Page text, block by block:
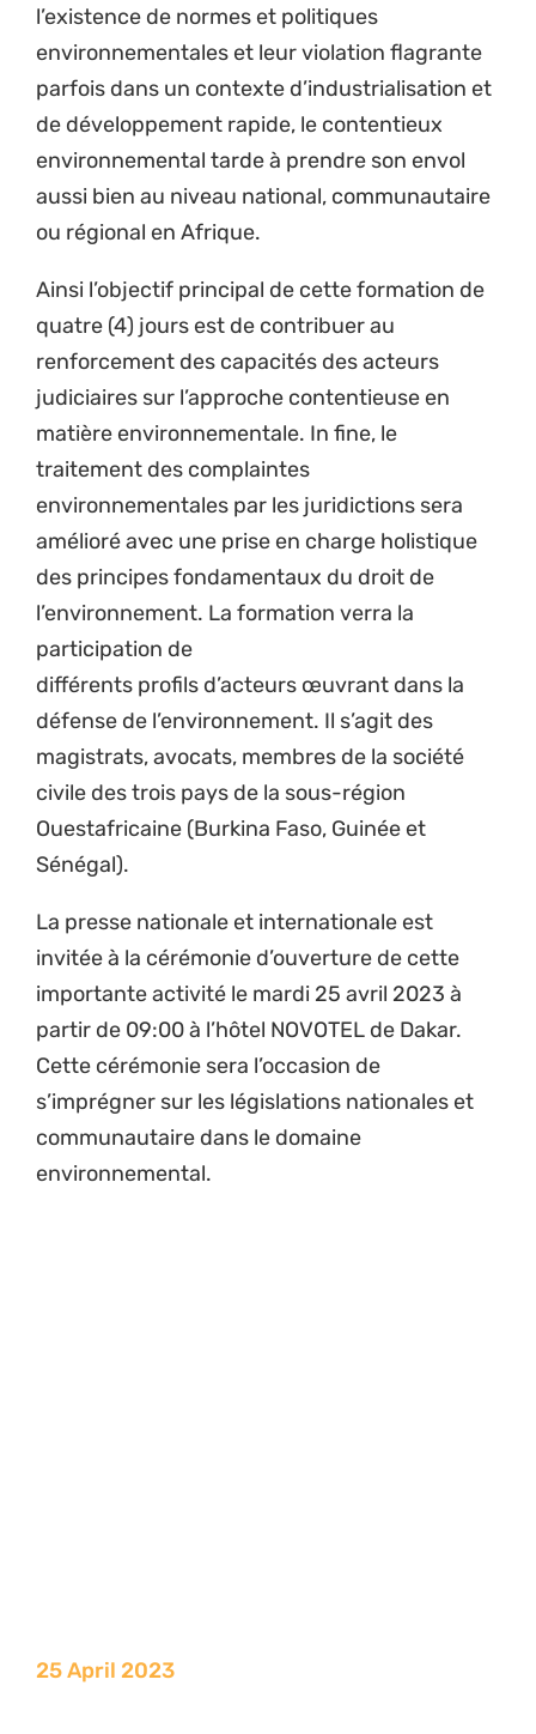
l’existence de normes et politiques
environnementales et leur violation flagrante
parfois dans un contexte d’industrialisation et
de développement rapide, le contentieux
environnemental tarde à prendre son envol
aussi bien au niveau national, communautaire
ou régional en Afrique.
Ainsi l’objectif principal de cette formation de
quatre (4) jours est de contribuer au
renforcement des capacités des acteurs
judiciaires sur l’approche contentieuse en
matière environnementale. In fine, le
traitement des complaintes
environnementales par les juridictions sera
amélioré avec une prise en charge holistique
des principes fondamentaux du droit de
l’environnement. La formation verra la
participation de
différents profils d’acteurs œuvrant dans la
défense de l’environnement. Il s’agit des
magistrats, avocats, membres de la société
civile des trois pays de la sous-région
Ouestafricaine (Burkina Faso, Guinée et
Sénégal).
La presse nationale et internationale est
invitée à la cérémonie d’ouverture de cette
importante activité le mardi 25 avril 2023 à
partir de 09:00 à l’hôtel NOVOTEL de Dakar.
Cette cérémonie sera l’occasion de
s’imprégner sur les législations nationales et
communautaire dans le domaine
environnemental.
25 April 2023